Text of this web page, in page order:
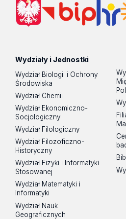
Wydziały i Jednostki
Wydział Biologii i Ochrony
Środowiska
Wydział Chemii
Wydział Ekonomiczno-
Socjologiczny
Wydział Filologiczny
Wydział Filozoficzno-
Historyczny
Wydział Fizyki i Informatyki
Stosowanej
Wydział Matematyki i
Informatyki
Wydział Nauk
Geograficznych